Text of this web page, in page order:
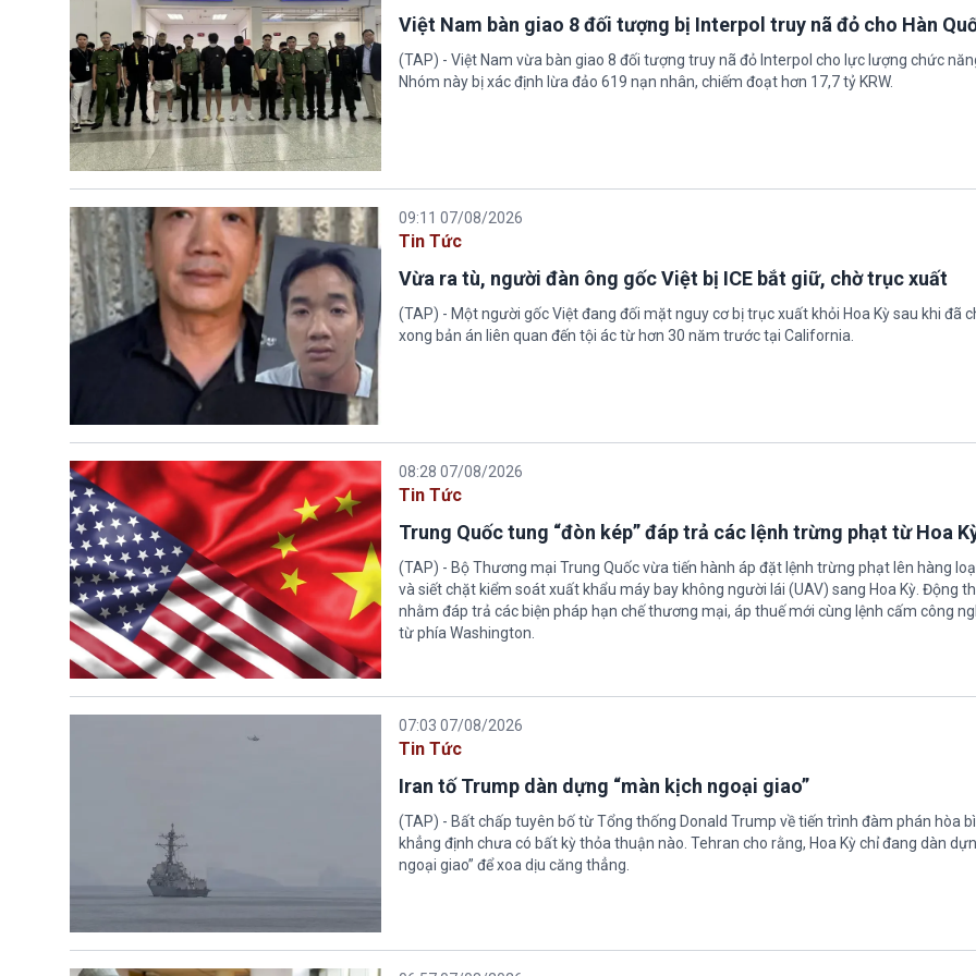
Việt Nam bàn giao 8 đối tượng bị Interpol truy nã đỏ cho Hàn
(TAP) - Việt Nam vừa bàn giao 8 đối tượng truy nã đỏ Interpol cho lực lượng chức
Nhóm này bị xác định lừa đảo 619 nạn nhân, chiếm đoạt hơn 17,7 tỷ KRW.
09:11 07/08/2026
Tin Tức
Vừa ra tù, người đàn ông gốc Việt bị ICE bắt giữ, chờ trục xuất
(TAP) - Một người gốc Việt đang đối mặt nguy cơ bị trục xuất khỏi Hoa Kỳ sau khi đã
xong bản án liên quan đến tội ác từ hơn 30 năm trước tại California.
08:28 07/08/2026
Tin Tức
Trung Quốc tung “đòn kép” đáp trả các lệnh trừng phạt từ Hoa
(TAP) - Bộ Thương mại Trung Quốc vừa tiến hành áp đặt lệnh trừng phạt lên hàng
và siết chặt kiểm soát xuất khẩu máy bay không người lái (UAV) sang Hoa Kỳ. Động
nhằm đáp trả các biện pháp hạn chế thương mại, áp thuế mới cùng lệnh cấm công
từ phía Washington.
07:03 07/08/2026
Tin Tức
Iran tố Trump dàn dựng “màn kịch ngoại giao”
(TAP) - Bất chấp tuyên bố từ Tổng thống Donald Trump về tiến trình đàm phán hòa
khẳng định chưa có bất kỳ thỏa thuận nào. Tehran cho rằng, Hoa Kỳ chỉ đang dàn
ngoại giao” để xoa dịu căng thẳng.